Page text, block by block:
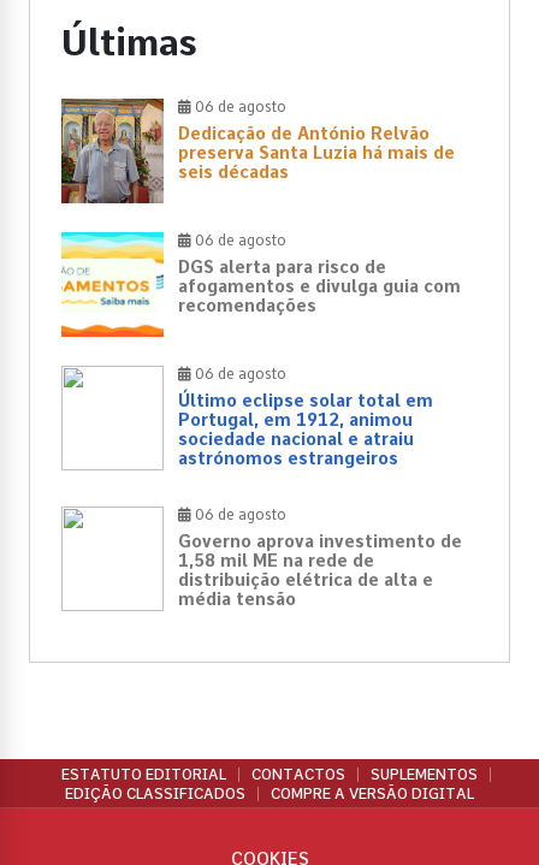
Últimas
06 de agosto
Dedicação de António Relvão
preserva Santa Luzia há mais de
seis décadas
06 de agosto
DGS alerta para risco de
afogamentos e divulga guia com
recomendações
06 de agosto
Último eclipse solar total em
Portugal, em 1912, animou
sociedade nacional e atraiu
astrónomos estrangeiros
06 de agosto
Governo aprova investimento de
1,58 mil ME na rede de
distribuição elétrica de alta e
média tensão
ESTATUTO EDITORIAL CONTACTOS
SUPLEMENTOS
EDIÇÃO CLASSIFICADOS
COMPRE A VERSÃO DIGITAL
COOKIES